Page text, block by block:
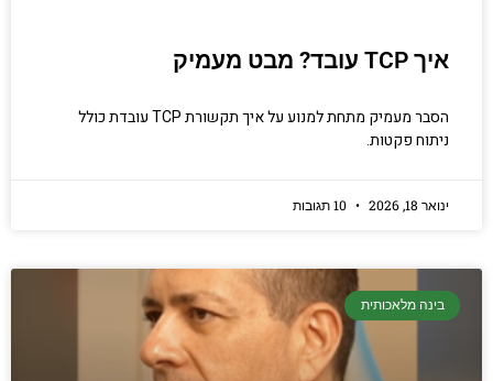
איך TCP עובד? מבט מעמיק
הסבר מעמיק מתחת למנוע על איך תקשורת TCP עובדת כולל
ניתוח פקטות.
ינואר 18, 2026
בינה מלאכותית